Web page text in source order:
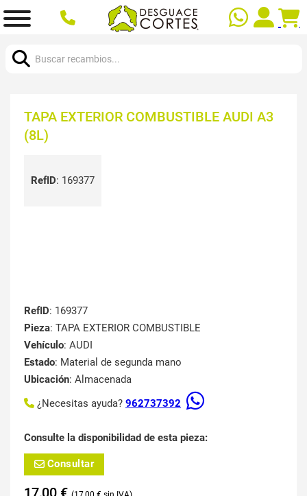
TAPA EXTERIOR COMBUSTIBLE AUDI A3
(8L)
RefID: 169377
RefID: 169377
Pieza: TAPA EXTERIOR COMBUSTIBLE
Vehículo: AUDI
Estado: Material de segunda mano
Ubicación: Almacenada
¿Necesitas ayuda? 962737392
Consulte la disponibilidad de esta pieza:
Consultar
17,00 €